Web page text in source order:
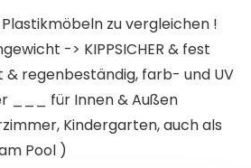
zu vergleichen !
-> KIPPSICHER & fest
& regenbeständig, farb- und UV
___ für Innen & Außen
Kindergarten, auch als
Pool )